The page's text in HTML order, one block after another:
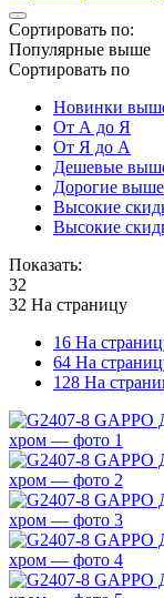
Сортировать по:
Популярные выше
Сортировать по
Новинки
От А до Я
От Я до А
Дешевые
Дорогие выше
Высокие
Высокие
Показать:
32
32 На страницу
16 На
64 На
128 На